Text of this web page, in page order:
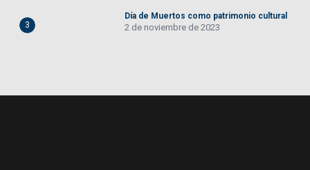
3
Día de Muertos como patrimonio cultural
2 de noviembre de 2023